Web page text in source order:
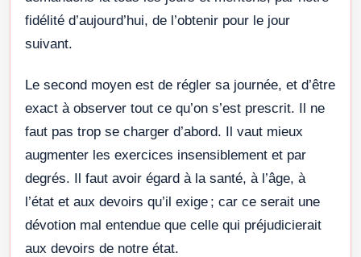
fidélité d’aujourd’hui, de l’obtenir pour le jour
suivant.
Le second moyen est de régler sa journée, et d’être
exact à observer tout ce qu’on s’est prescrit. Il ne
faut pas trop se charger d’abord. Il vaut mieux
augmenter les exercices insensiblement et par
degrés. Il faut avoir égard à la santé, à l’âge, à
l’état et aux devoirs qu’il exige ; car ce serait une
dévotion mal entendue que celle qui préjudicierait
aux devoirs de notre état.